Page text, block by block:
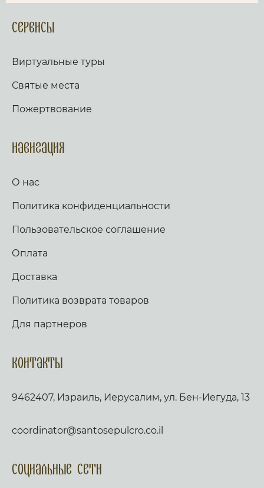
Сервисы
Виртуальные туры
Святые места
Пожертвование
Навигация
О нас
Политика конфиденциальности
Пользовательское соглашение
Оплата
Доставка
Политика возврата товаров
Для партнеров
Контакты
9462407, Израиль, Иерусалим, ул. Бен-Иегуда, 13
coordinator@santosepulcro.co.il
Социальные сети